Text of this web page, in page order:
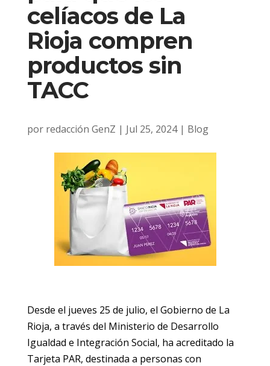
celíacos de La
Rioja compren
productos sin
TACC
por redacción GenZ | Jul 25, 2024| Blog
Desde el jueves 25 de julio, el Gobierno de La
Rioja, a través del Ministerio de Desarrollo
Igualdad e Integración Social, ha acreditado la
Tarjeta PAR, destinada a personas con